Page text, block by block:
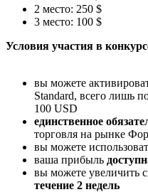
2 место: 250 $
3 место: 100 $
Условия участия в
вы можете
Standard, всего лишь
100 USD
единственное
торговля на рынке
вы можете
ваша прибыль
вы можете увеличить
течение 2 недель